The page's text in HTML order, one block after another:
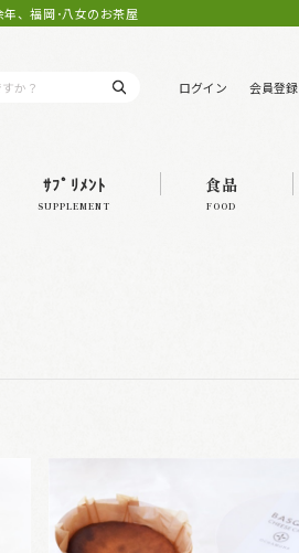
年、福岡･八女のお茶屋
ログイン 会員登録
ｻﾌﾟﾘﾒﾝﾄ
SUPPLEMENT
食品
FOOD